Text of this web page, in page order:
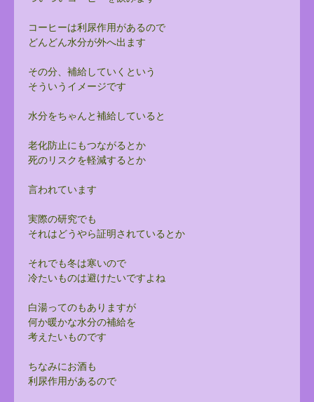
コーヒーは利尿作用があるので
どんどん水分が外へ出ます
その分、補給していくという
そういうイメージです
水分をちゃんと補給していると
老化防止にもつながるとか
死のリスクを軽減するとか
言われています
実際の研究でも
それはどうやら証明されているとか
それでも冬は寒いので
冷たいものは避けたいですよね
白湯ってのもありますが
何か暖かな水分の補給を
考えたいものです
ちなみにお酒も
利尿作用があるので